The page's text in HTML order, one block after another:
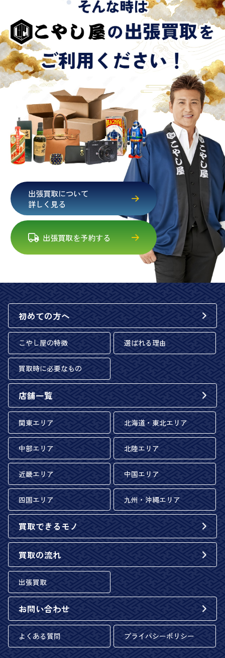
出張買取について
詳しく見る
出張買取を予約する
初めての方へ
こやし屋の特徴 選ばれる理由
買取時に必要なもの
店舗一覧
関東エリア 北海道・東北エリア
中部エリア 北陸エリア
近畿エリア 中国エリア
四国エリア 九州・沖縄エリア
買取できるモノ
買取の流れ
出張買取
お問い合わせ
よくある質問 プライバシーポリシー